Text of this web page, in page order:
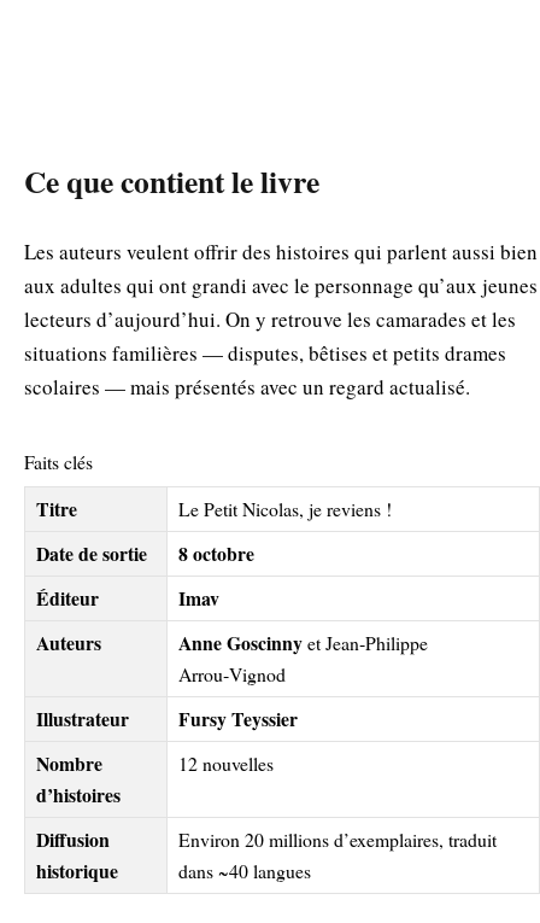
Ce que contient le livre
Les auteurs veulent offrir des histoires qui parlent aussi bien
aux adultes qui ont grandi avec le personnage qu’aux jeunes
lecteurs d’aujourd’hui. On y retrouve les camarades et les
situations familières — disputes, bêtises et petits drames
scolaires — mais présentés avec un regard actualisé.
Faits clés
Titre Le Petit Nicolas, je reviens !
Date de sortie
8 octobre
Éditeur
Imav
Auteurs
Anne Goscinnyet Jean‑Philippe
Arrou‑Vignod
Illustrateur
Fursy Teyssier
Nombre
d’histoires
12 nouvelles
Diffusion
historique
Environ 20 millions d’exemplaires, traduit
dans ~40 langues